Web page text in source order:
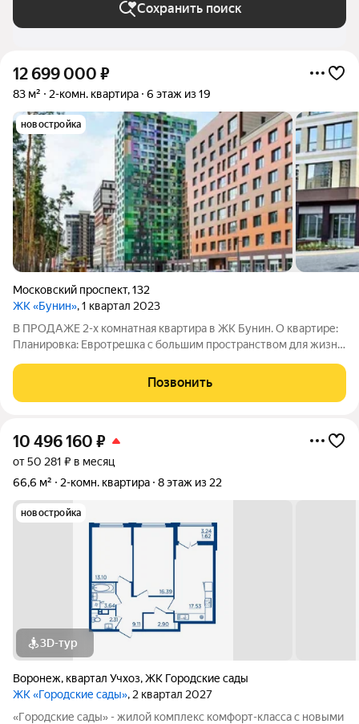
Сохранить поиск
12 699 000 ₽
83 м² 2-комн. квартира 6 этаж из 19
новостройка
Московский проспект,132
ЖК «Бунин», 1 квартал 2023
В ПРОДАЖЕ 2-х комнатная квартира в ЖК Бунин. О квартире:
Планировка: Евротрешка с большим пространством для жизни.
зонировать: выделить кухню 8 кв.м и гостиную 17 кв.м.
Комфорт: Два санузла и
Позвонить
10 496 160 ₽
от 50 281 ₽ в месяц
66,6 м²
2-комн. квартира 8 этаж из 22
новостройка
3D-тур
Воронеж, квартал Учхоз,ЖК Городские сады
ЖК «Городские сады», 2 квартал 2027
«Гoродcкие caды» - жилой комплекс комфoрт-клaсcа c новыми